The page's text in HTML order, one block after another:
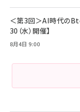
＜第3回＞AI時代の
30（水）開催】
8月4日 9:00